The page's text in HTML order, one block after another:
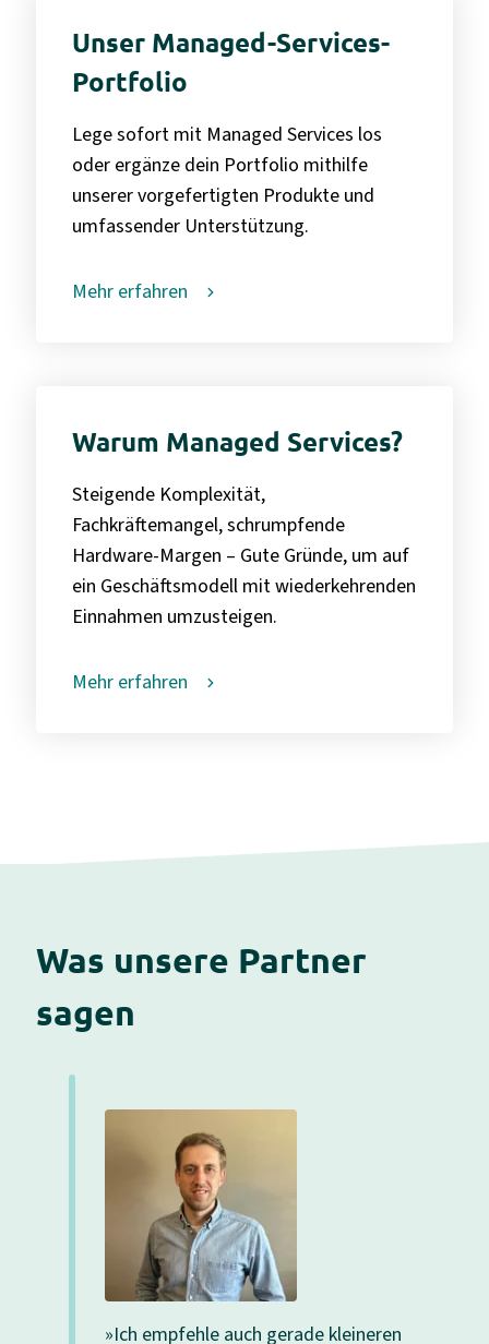
Unser Managed-Services-
Portfolio
Lege sofort mit Managed Services los
oder ergänze dein Portfolio mithilfe
unserer vorgefertigten Produkte und
umfassender Unterstützung.
Mehr erfahren
Warum Managed Services?
Steigende Komplexität,
Fachkräftemangel, schrumpfende
Hardware-Margen – Gute Gründe, um auf
ein Geschäftsmodell mit wiederkehrenden
Einnahmen umzusteigen.
Mehr erfahren
Was unsere Partner
sagen
»Ich empfehle auch gerade kleineren